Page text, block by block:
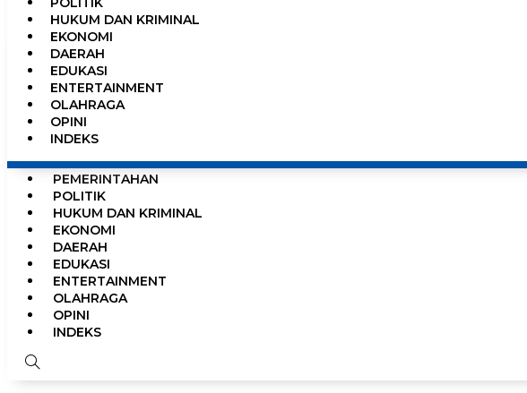
0%
HOME
NEWS
PEMERINTAHAN
POLITIK
HUKUM DAN KRIMINAL
EKONOMI
DAERAH
EDUKASI
ENTERTAINMENT
OLAHRAGA
OPINI
INDEKS
HUKUM DAN KRIMINAL
EKONOMI
DAERAH
EDUKASI
ENTERTAINMENT
OLAHRAGA
OPINI
INDEKS